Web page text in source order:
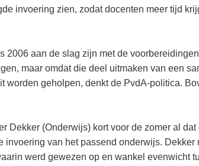
invoering zien, zodat docenten meer tijd
2006 aan de slag zijn met de
maar omdat die deel uitmaken van een
worden geholpen, denkt de PvdA-politica.
Dekker (Onderwijs) kort voor de zomer al
invoering van het passend onderwijs. Dekker
werd gewezen op en wankel evenwicht